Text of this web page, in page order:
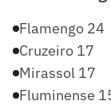
Flamengo 24
Cruzeiro 17
Mirassol 17
Fluminense